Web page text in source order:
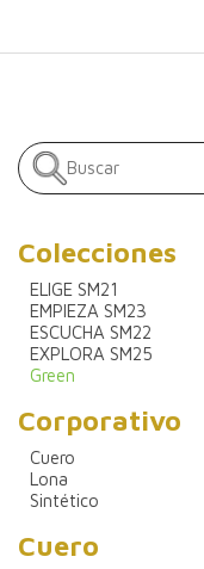
Colecciones
ELIGE SM21
EMPIEZA SM23
ESCUCHA SM22
EXPLORA SM25
Green
Corporativo
Cuero
Lona
Sintético
Cuero